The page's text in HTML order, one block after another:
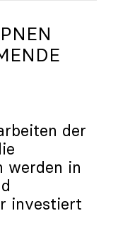
der
werden in
investiert